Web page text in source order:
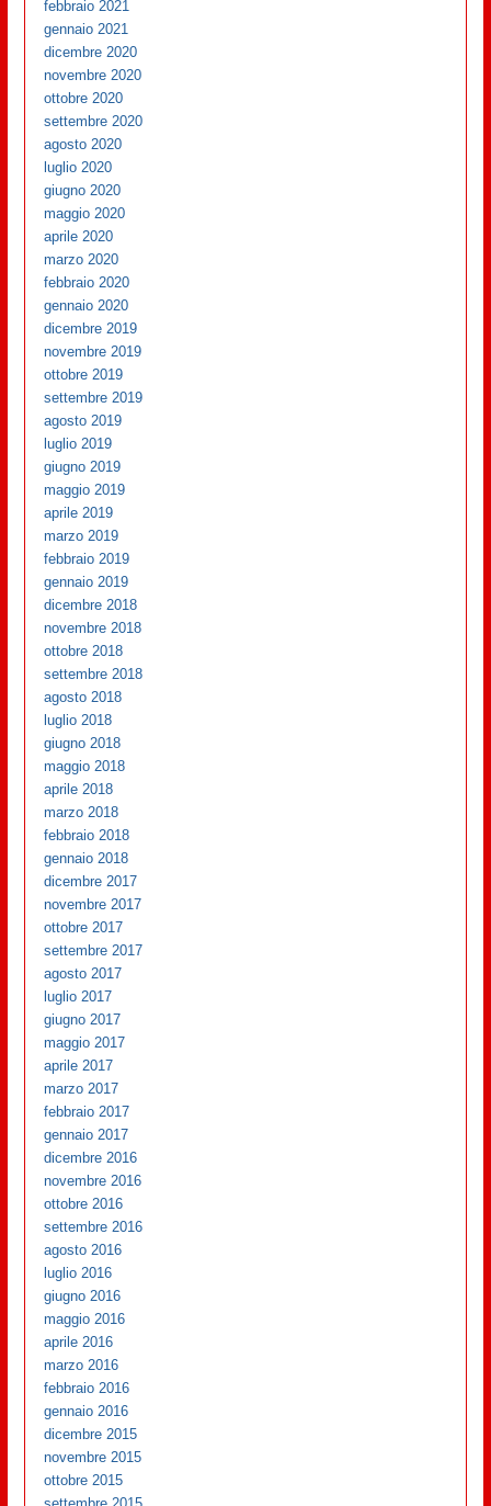
febbraio 2021
gennaio 2021
dicembre 2020
novembre 2020
ottobre 2020
settembre 2020
agosto 2020
luglio 2020
giugno 2020
maggio 2020
aprile 2020
marzo 2020
febbraio 2020
gennaio 2020
dicembre 2019
novembre 2019
ottobre 2019
settembre 2019
agosto 2019
luglio 2019
giugno 2019
maggio 2019
aprile 2019
marzo 2019
febbraio 2019
gennaio 2019
dicembre 2018
novembre 2018
ottobre 2018
settembre 2018
agosto 2018
luglio 2018
giugno 2018
maggio 2018
aprile 2018
marzo 2018
febbraio 2018
gennaio 2018
dicembre 2017
novembre 2017
ottobre 2017
settembre 2017
agosto 2017
luglio 2017
giugno 2017
maggio 2017
aprile 2017
marzo 2017
febbraio 2017
gennaio 2017
dicembre 2016
novembre 2016
ottobre 2016
settembre 2016
agosto 2016
luglio 2016
giugno 2016
maggio 2016
aprile 2016
marzo 2016
febbraio 2016
gennaio 2016
dicembre 2015
novembre 2015
ottobre 2015